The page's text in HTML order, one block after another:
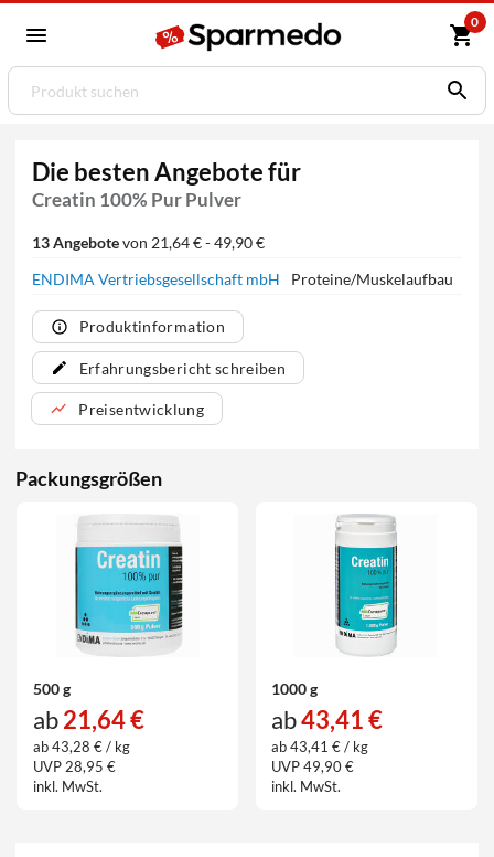
0
Die besten Angebote für
Creatin 100% Pur Pulver
13 Angebotevon 21,64 € - 49,90 €
ENDIMA Vertriebsgesellschaft mbH
Proteine/Muskelaufbau
Produktinformation
Erfahrungsbericht schreiben
Preisentwicklung
Packungsgrößen
500 g
ab21,64 €
ab 43,28 € / kg
UVP 28,95 €
inkl. MwSt.
1000 g
ab43,41 €
ab 43,41 € / kg
UVP 49,90 €
inkl. MwSt.